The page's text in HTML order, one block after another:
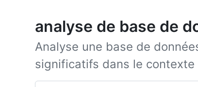
analyse de base de
Analyse une base de
significatifs dans le contexte